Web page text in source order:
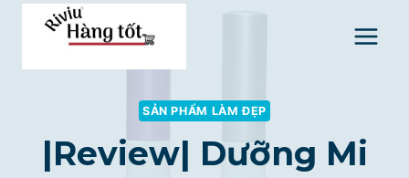
SẢN PHẨM LÀM ĐẸP
|Review| Dưỡng Mi